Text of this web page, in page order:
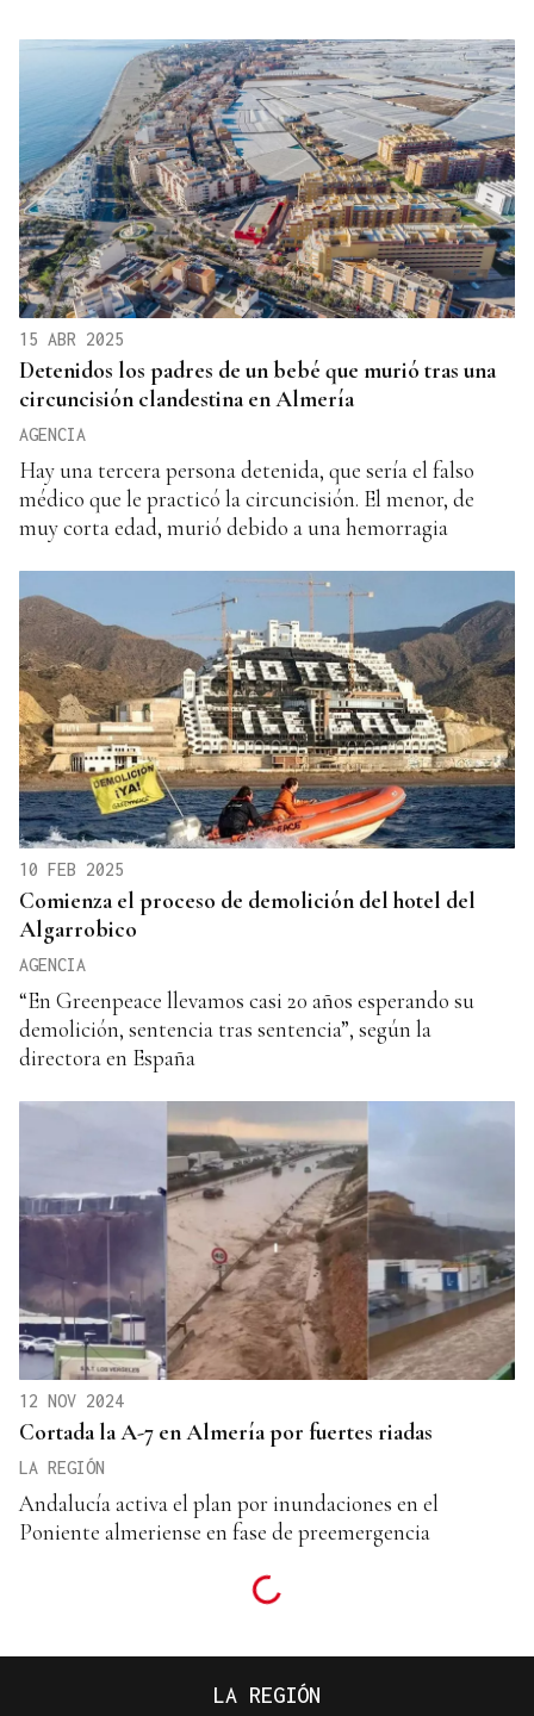
15 ABR 2025
Detenidos los padres de un bebé que murió tras una
circuncisión clandestina en Almería
AGENCIA
Hay una tercera persona detenida, que sería el falso
médico que le practicó la circuncisión. El menor, de
muy corta edad, murió debido a una hemorragia
10 FEB 2025
Comienza el proceso de demolición del hotel del
Algarrobico
AGENCIA
“En Greenpeace llevamos casi 20 años esperando su
demolición, sentencia tras sentencia”, según la
directora en España
12 NOV 2024
Cortada la A-7 en Almería por fuertes riadas
LA REGIÓN
Andalucía activa el plan por inundaciones en el
Poniente almeriense en fase de preemergencia
LA REGIÓN